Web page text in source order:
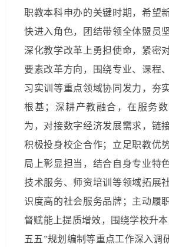
职教本科申办的关键时期，希望
快进入角色，团结带领全体盟员
深化教学改革上勇担使命，紧密
要素改革方向，围绕专业、课程
习实训等重点领域协同发力，夯
根基；深耕产教融合，在服务
为，对接数字经济发展需求，链
积极投身校企合作；立足职教优
局上彰显担当，结合自身专业特
技术服务、师资培训等领域拓展
识度高的社会服务品牌；主动履
督赋能上提质增效，围绕学校升
五五”规划编制等重点工作深入调